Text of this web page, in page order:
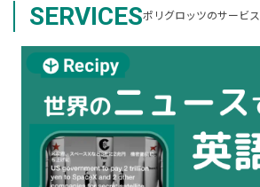
SERVICESポリグロッツのサービス